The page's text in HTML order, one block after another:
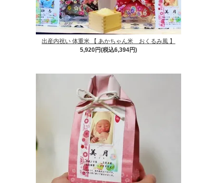
出産内祝い 体重米 【 あかちゃん米 おくるみ風 】
5,920円(税込6,394円)